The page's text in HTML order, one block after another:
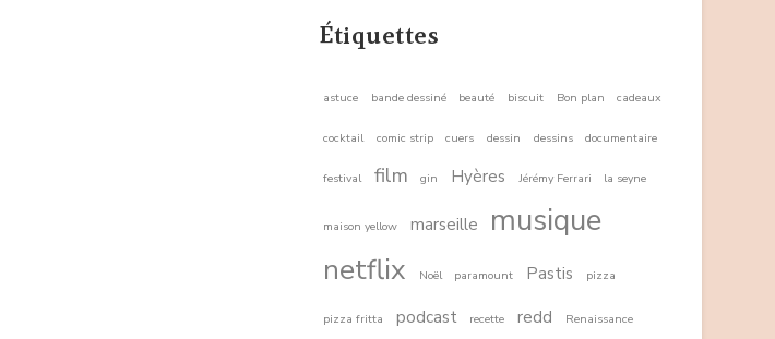
Étiquettes
astuce bande dessiné beauté biscuit Bon plan cadeaux
cocktail comic strip cuers dessin dessins documentaire
festival film gin Hyères Jérémy Ferrari la seyne
maison yellow marseille musique
netflix Noël paramount Pastis pizza
pizza fritta podcast recette redd Renaissance